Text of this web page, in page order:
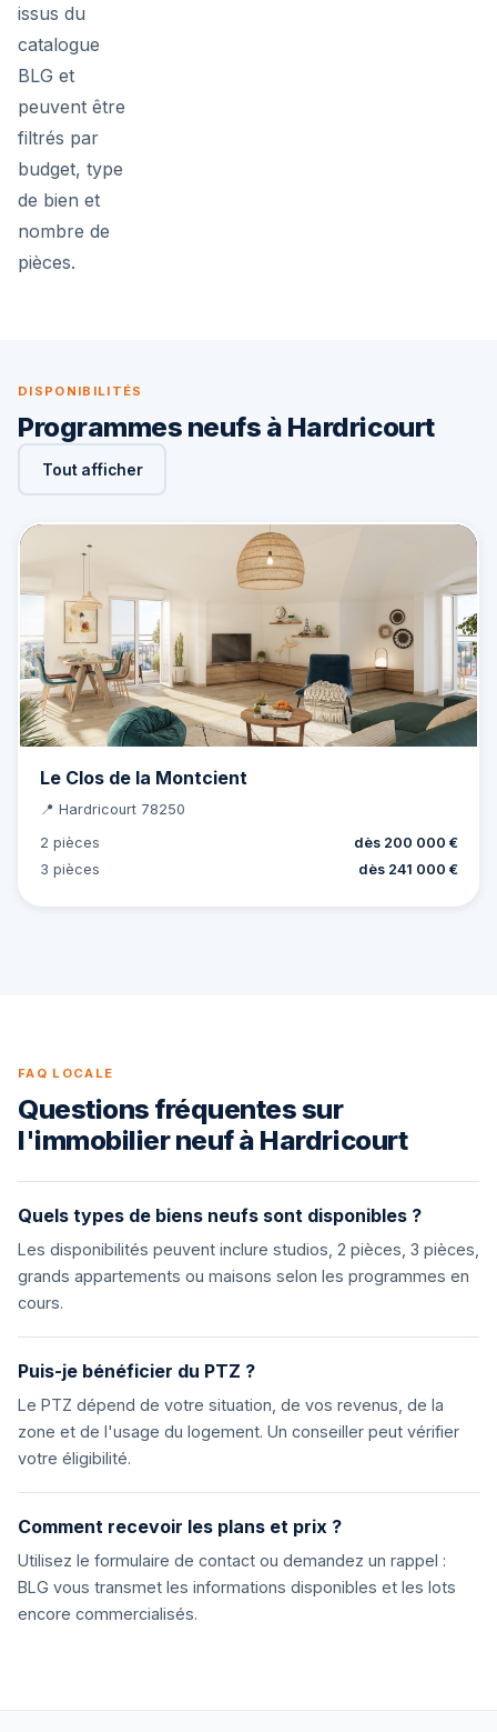
issus du
catalogue
BLG et
peuvent être
filtrés par
budget, type
de bien et
nombre de
pièces.
DISPONIBILITÉS
Programmes neufs à Hardricourt
Tout afficher
Le Clos de la Montcient
📍 Hardricourt 78250
2 pièces
dès 200 000 €
3 pièces
dès 241 000 €
FAQ LOCALE
Questions fréquentes sur
l'immobilier neuf à Hardricourt
Quels types de biens neufs sont disponibles ?
Les disponibilités peuvent inclure studios, 2 pièces, 3 pièces,
grands appartements ou maisons selon les programmes en
cours.
Puis-je bénéficier du PTZ ?
Le PTZ dépend de votre situation, de vos revenus, de la
zone et de l'usage du logement. Un conseiller peut vérifier
votre éligibilité.
Comment recevoir les plans et prix ?
Utilisez le formulaire de contact ou demandez un rappel :
BLG vous transmet les informations disponibles et les lots
encore commercialisés.